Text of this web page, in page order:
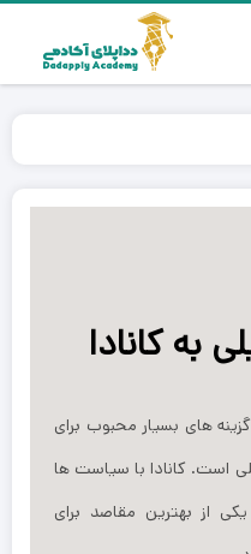
به کانادا
‌های بسیار محبوب برای
است. کانادا با سیاست ‌ها
از بهترین مقاصد برای